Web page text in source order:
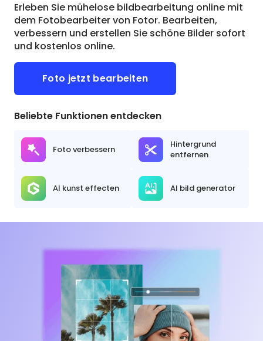
Erleben Sie mühelose bildbearbeitung online mit
dem Fotobearbeiter von Fotor. Bearbeiten,
verbessern und erstellen Sie schöne Bilder sofort
und kostenlos online.
Foto jetzt bearbeiten
Beliebte Funktionen entdecken
Foto verbessern
Hintergrund
entfernen
AI kunst effecten AI bild generator